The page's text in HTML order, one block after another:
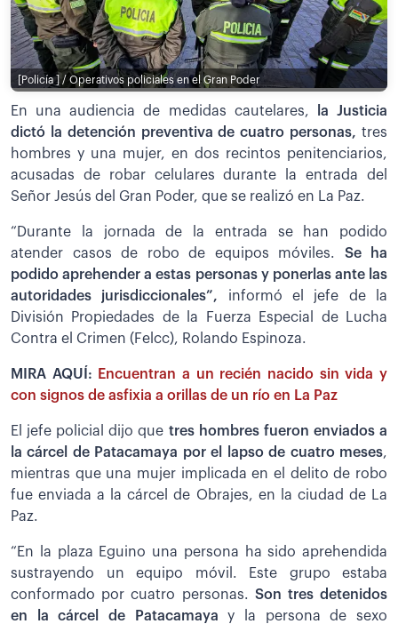
[Policía ] / Operativos policiales en el Gran Poder
En una audiencia de medidas cautelares,
la Justicia
dictó la detención preventiva de cuatro personas, tres
hombres y una mujer, en dos recintos penitenciarios,
acusadas de robar celulares durante la entrada del
Señor Jesús del Gran Poder, que se realizó en La Paz.
“Durante la jornada de la entrada se han podido
atender casos de robo de equipos móviles.
Se ha
podido aprehender a estas personas y ponerlas ante las
autoridades jurisdiccionales”, informó el jefe de la
División Propiedades de la Fuerza Especial de Lucha
Contra el Crimen (Felcc), Rolando Espinoza.
MIRA AQUÍ:
Encuentran a un recién nacido sin vida y
con signos de asfixia a orillas de un río en La Paz
El jefe policial dijo que tres hombres fueron enviados a
la cárcel de Patacamaya por el lapso de cuatro meses,
mientras que una mujer implicada en el delito de robo
fue enviada a la cárcel de Obrajes, en la ciudad de La
Paz.
“En la plaza Eguino una persona ha sido aprehendida
sustrayendo un equipo móvil. Este grupo estaba
conformado por cuatro personas. Son tres detenidos
en la cárcel de Patacamayay la persona de sexo